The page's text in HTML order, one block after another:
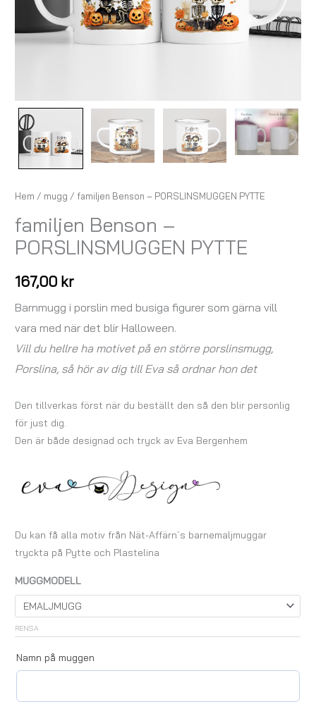
Hem / mugg / familjen Benson – PORSLINSMUGGEN PYTTE
familjen Benson –
PORSLINSMUGGEN PYTTE
167,00 kr
Barnmugg i porslin med busiga figurer som gärna vill
vara med när det blir Halloween.
Vill du hellre ha motivet på en större porslinsmugg,
Porslina, så hör av dig till Eva så ordnar hon det
Den tillverkas först när du beställt den så den blir personlig
för just dig.
Den är både designad och tryck av Eva Bergenhem
Du kan få alla motiv från Nät-Affärn´s barnemaljmuggar
tryckta på Pytte och Plastelina
MUGGMODELL
RENSA
Namn på muggen